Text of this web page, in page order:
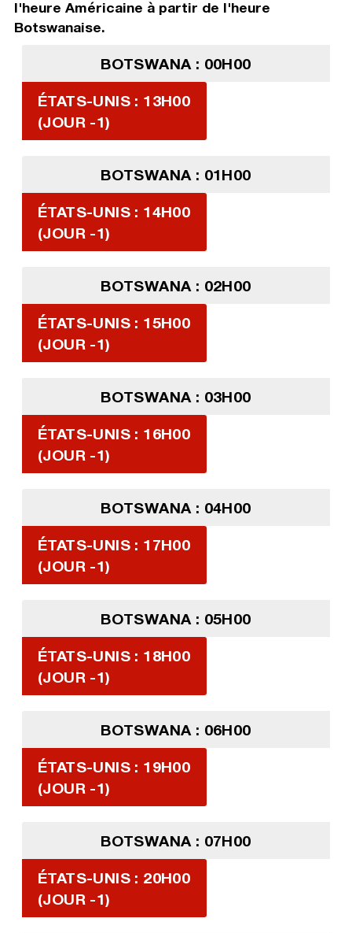
l'heure Américaine à partir de l'heure
Botswanaise.
BOTSWANA : 00H00
ÉTATS-UNIS : 13H00
(JOUR -1)
BOTSWANA : 01H00
ÉTATS-UNIS : 14H00
(JOUR -1)
BOTSWANA : 02H00
ÉTATS-UNIS : 15H00
(JOUR -1)
BOTSWANA : 03H00
ÉTATS-UNIS : 16H00
(JOUR -1)
BOTSWANA : 04H00
ÉTATS-UNIS : 17H00
(JOUR -1)
BOTSWANA : 05H00
ÉTATS-UNIS : 18H00
(JOUR -1)
BOTSWANA : 06H00
ÉTATS-UNIS : 19H00
(JOUR -1)
BOTSWANA : 07H00
ÉTATS-UNIS : 20H00
(JOUR -1)